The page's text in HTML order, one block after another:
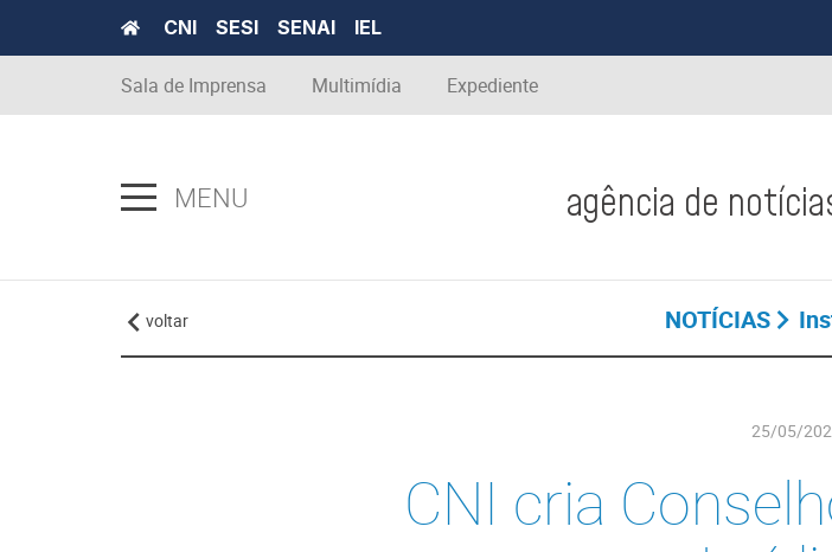
CNI SESI SENAI IEL
Sala de Imprensa Multimídia Expediente
MENU agência de
voltar NOTÍCIAS
25/05/
CNI cria